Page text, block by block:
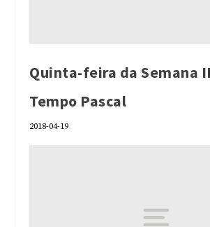
Quinta-feira da Semana
Tempo Pascal
2018-04-19